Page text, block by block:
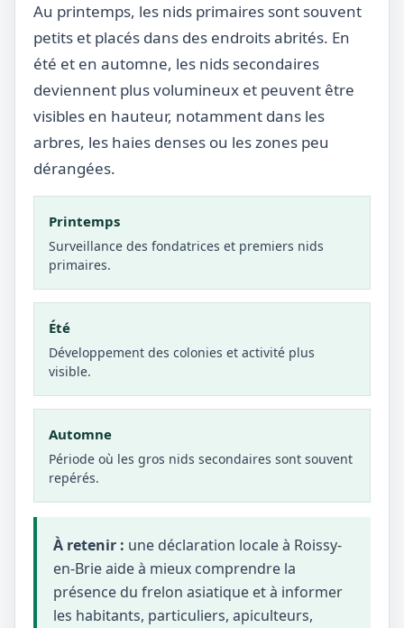
Au printemps, les nids primaires sont souvent
petits et placés dans des endroits abrités. En
été et en automne, les nids secondaires
deviennent plus volumineux et peuvent être
visibles en hauteur, notamment dans les
arbres, les haies denses ou les zones peu
dérangées.
Printemps
Surveillance des fondatrices et premiers nids
primaires.
Été
Développement des colonies et activité plus
visible.
Automne
Période où les gros nids secondaires sont souvent
repérés.
À retenir : une déclaration locale à Roissy-
en-Brie aide à mieux comprendre la
présence du frelon asiatique et à informer
les habitants, particuliers, apiculteurs,